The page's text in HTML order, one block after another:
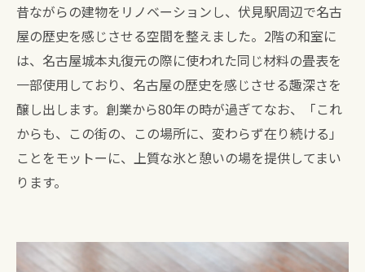
昔ながらの建物をリノベーションし、伏見駅周辺で名古
屋の歴史を感じさせる空間を整えました。2階の和室に
は、名古屋城本丸復元の際に使われた同じ材料の畳表を
一部使用しており、名古屋の歴史を感じさせる趣深さを
醸し出します。創業から80年の時が過ぎてなお、「これ
からも、この街の、この場所に、変わらず在り続ける」
ことをモットーに、上質な氷と憩いの場を提供してまい
ります。